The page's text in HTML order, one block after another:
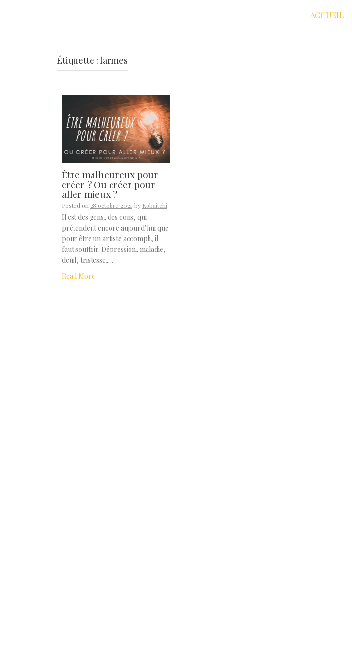
ACCUEIL
Étiquette :larmes
Être malheureux pour
créer ? Ou créer pour
aller mieux ?
Posted on 28 octobre 2021 by Kobaitchi
Il est des gens, des cons, qui
prétendent encore aujourd’hui que
pour être un artiste accompli, il
faut souffrir. Dépression, maladie,
deuil, tristesse,…
Read More